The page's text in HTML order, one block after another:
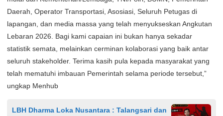
Daerah, Operator Transportasi, Asosiasi, Seluruh Petugas di
lapangan, dan media massa yang telah menyukseskan Angkutan
Lebaran 2026. Bagi kami capaian ini bukan hanya sekadar
statistik semata, melainkan cerminan kolaborasi yang baik antar
seluruh stakeholder. Terima kasih pula kepada masyarakat yang
telah mematuhi imbauan Pemerintah selama periode tersebut,”
ungkap Menhub
LBH Dharma Loka Nusantara : Talangsari dan